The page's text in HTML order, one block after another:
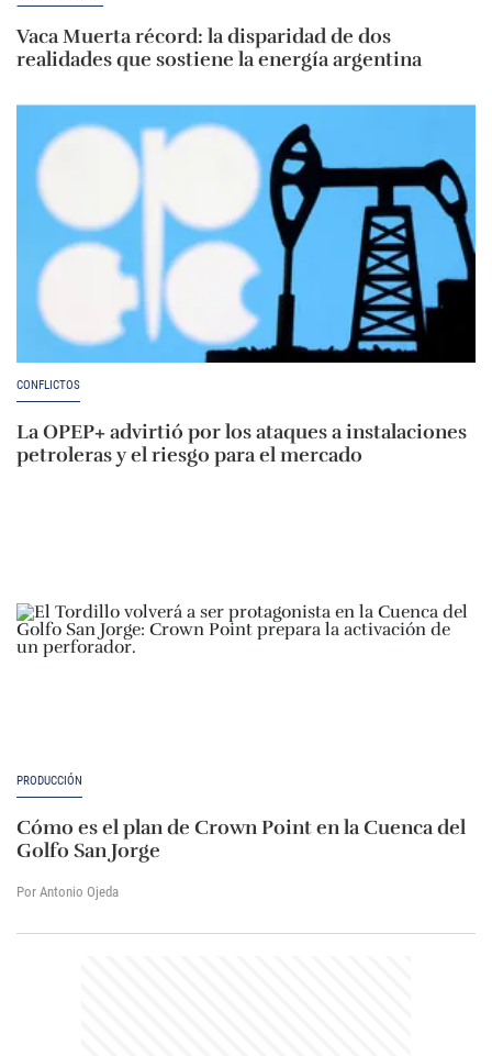
Vaca Muerta récord: la disparidad de dos
realidades que sostiene la energía argentina
CONFLICTOS
La OPEP+ advirtió por los ataques a instalaciones
petroleras y el riesgo para el mercado
PRODUCCIÓN
Cómo es el plan de Crown Point en la Cuenca del
Golfo San Jorge
Por Antonio Ojeda